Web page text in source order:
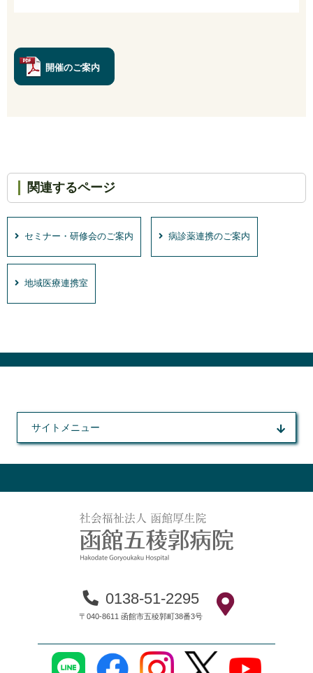
開催のご案内
関連するページ
セミナー・研修会のご案内 病診薬連携のご案内
地域医療連携室
サイトメニュー
0138-51-2295
〒040-8611 函館市五稜郭町38番3号